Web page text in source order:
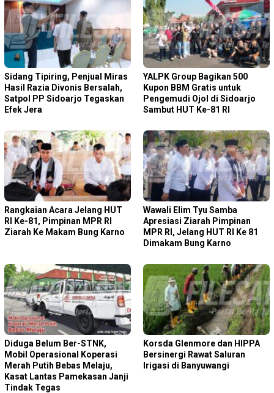
Sidang Tipiring, Penjual Miras
Hasil Razia Divonis Bersalah,
Satpol PP Sidoarjo Tegaskan
Efek Jera
YALPK Group Bagikan 500
Kupon BBM Gratis untuk
Pengemudi Ojol di Sidoarjo
Sambut HUT Ke-81 RI
Rangkaian Acara Jelang HUT
RI Ke-81, Pimpinan MPR RI
Ziarah Ke Makam Bung Karno
Wawali Elim Tyu Samba
Apresiasi Ziarah Pimpinan
MPR RI, Jelang HUT RI Ke 81
Dimakam Bung Karno
‎Diduga Belum Ber-STNK,
Mobil Operasional Koperasi
Merah Putih Bebas Melaju,
Kasat Lantas Pamekasan Janji
Tindak Tegas
Korsda Glenmore dan HIPPA
Bersinergi Rawat Saluran
Irigasi di Banyuwangi